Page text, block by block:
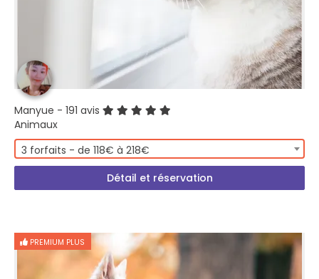
Manyue - 191 avis
Animaux
3 forfaits - de 118€ à 218€
Détail et réservation
PREMIUM PLUS